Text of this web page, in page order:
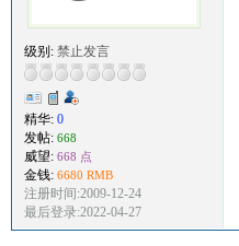
级别: 禁止发言
精华: 0
发帖: 668
威望: 668 点
金钱: 6680 RMB
注册时间:2009-12-24
最后登录:2022-04-27